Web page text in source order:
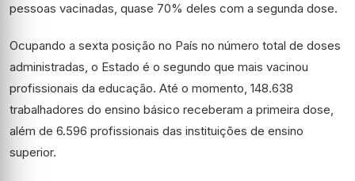
pessoas vacinadas, quase 70% deles com a segunda dose.
Ocupando a sexta posição no País no número total de doses
administradas, o Estado é o segundo que mais vacinou
profissionais da educação. Até o momento, 148.638
trabalhadores do ensino básico receberam a primeira dose,
além de 6.596 profissionais das instituições de ensino
superior.